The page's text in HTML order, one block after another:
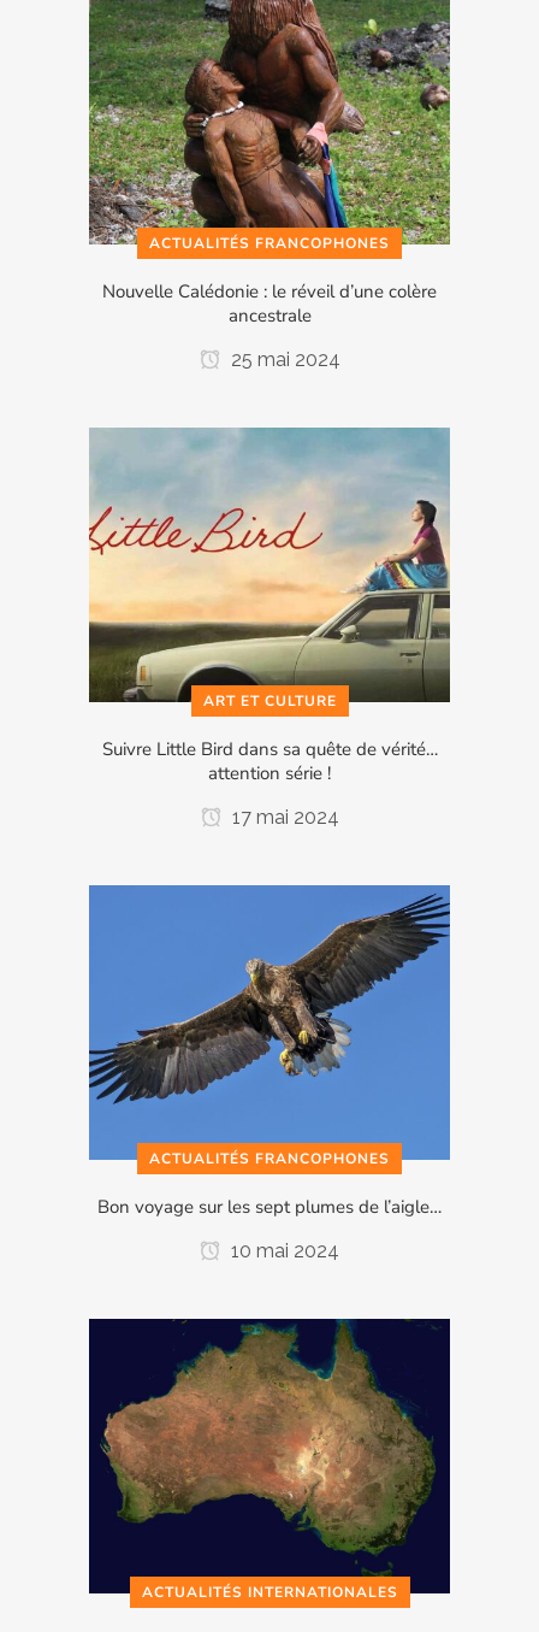
ACTUALITÉS FRANCOPHONES
Nouvelle Calédonie : le réveil d’une colère
ancestrale
25 mai 2024
ART ET CULTURE
Suivre Little Bird dans sa quête de vérité…
attention série !
17 mai 2024
ACTUALITÉS FRANCOPHONES
Bon voyage sur les sept plumes de l’aigle…
10 mai 2024
ACTUALITÉS INTERNATIONALES